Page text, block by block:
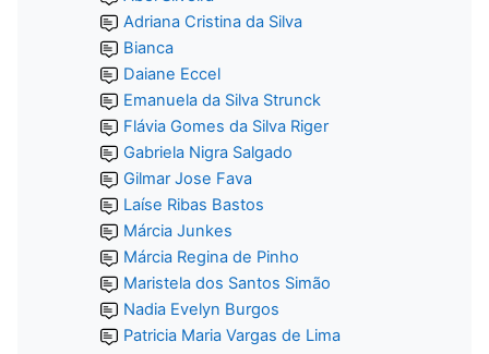
Adriana Cristina da Silva
Bianca
Daiane Eccel
Emanuela da Silva Strunck
Flávia Gomes da Silva Riger
Gabriela Nigra Salgado
Gilmar Jose Fava
Laíse Ribas Bastos
Márcia Junkes
Márcia Regina de Pinho
Maristela dos Santos Simão
Nadia Evelyn Burgos
Patricia Maria Vargas de Lima